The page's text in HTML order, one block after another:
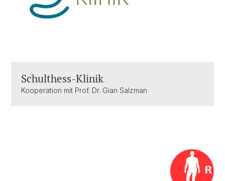
Schulthess-Klinik
Kooperation mit Prof. Dr. Gian Salzman